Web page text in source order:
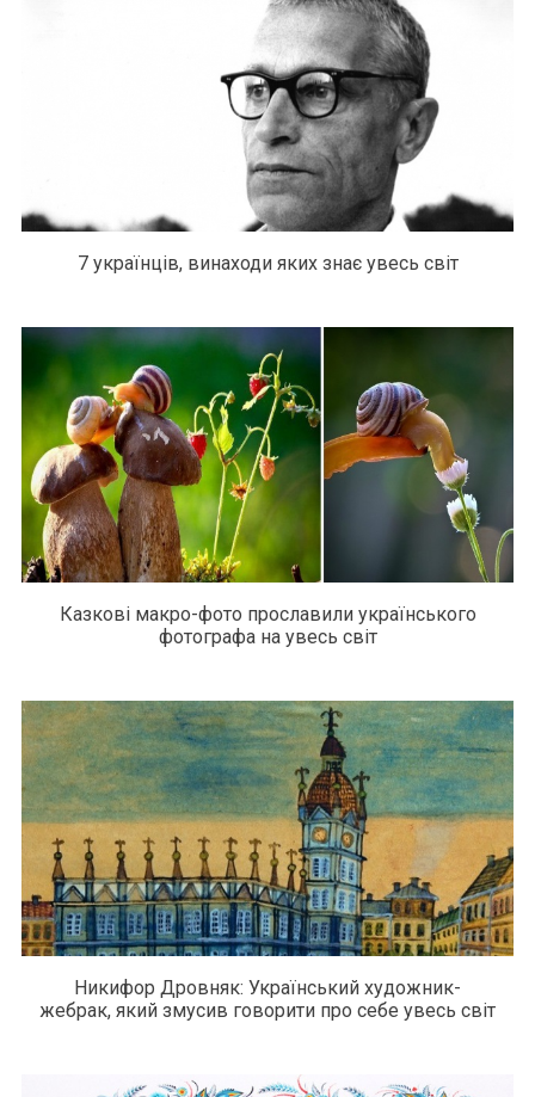
7 українців, винаходи яких знає увесь світ
Казкові макро-фото прославили українського
фотографа на увесь світ
Никифор Дровняк: Український художник-
жебрак, який змусив говорити про себе увесь світ